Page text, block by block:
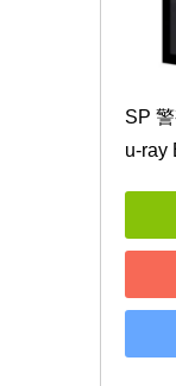
SP
u-ray